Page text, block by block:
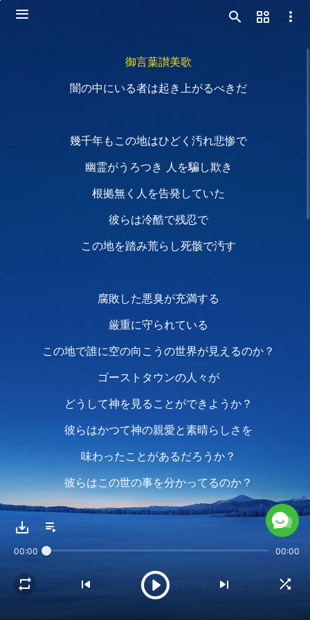
御言葉讃美歌
闇の中にいる者は起き上がるべきだ
幾千年もこの地はひどく汚れ悲惨で
幽霊がうろつき 人を騙し欺き
根拠無く人を告発していた
彼らは冷酷で残忍で
この地を踏み荒らし死骸で汚す
腐敗した悪臭が充満する
厳重に守られている
この地で誰に空の向こうの世界が見えるのか？
ゴーストタウンの人々が
どうして神を見ることができようか？
彼らはかつて神の親愛と素晴らしさを
味わったことがあるだろうか？
彼らはこの世の事を分かってるのか？
彼らの中の誰が神の熱意を知ってるのか？
人は長きにわたり全力で取り組み
00:00 00:00